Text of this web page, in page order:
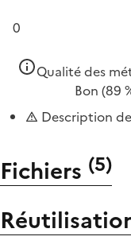
0
Qualité des
Bon (89
Description
Fichiers (5)